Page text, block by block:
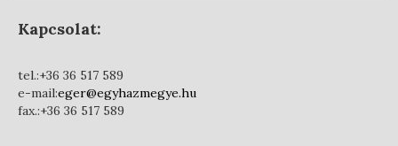
Kapcsolat:
tel.:+36 36 517 589
e-mail:eger@egyhazmegye.hu
fax.:+36 36 517 589